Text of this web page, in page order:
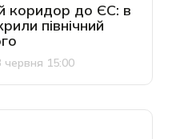
коридор до ЄС: в
північний
червня 15:00